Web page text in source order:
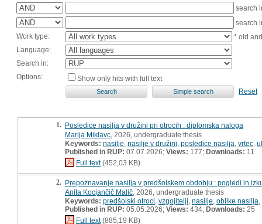
search
search
Work type:
* old
Language:
Search in:
Options:
Show only hits with full text
Reset
1. Posledice nasilja v družini pri otrocih : diplomska naloga
Marija Miklavc , 2026, undergraduate thesis
Keywords: nasilje nasilje v družini posledice nasilja vrtec
Published in RUP: 07.07.2026; Views: 177; Downloads: 11
Full text(452,03 KB)
2. Prepoznavanje nasilja v predšolskem obdobju : pogledi in
Anita Kocjančič Malič , 2026, undergraduate thesis
Keywords: predšolski otroci vzgojitelji nasilje oblike nasilja
Published in RUP: 05.05.2026; Views: 434; Downloads: 25
Full text(885,19 KB)